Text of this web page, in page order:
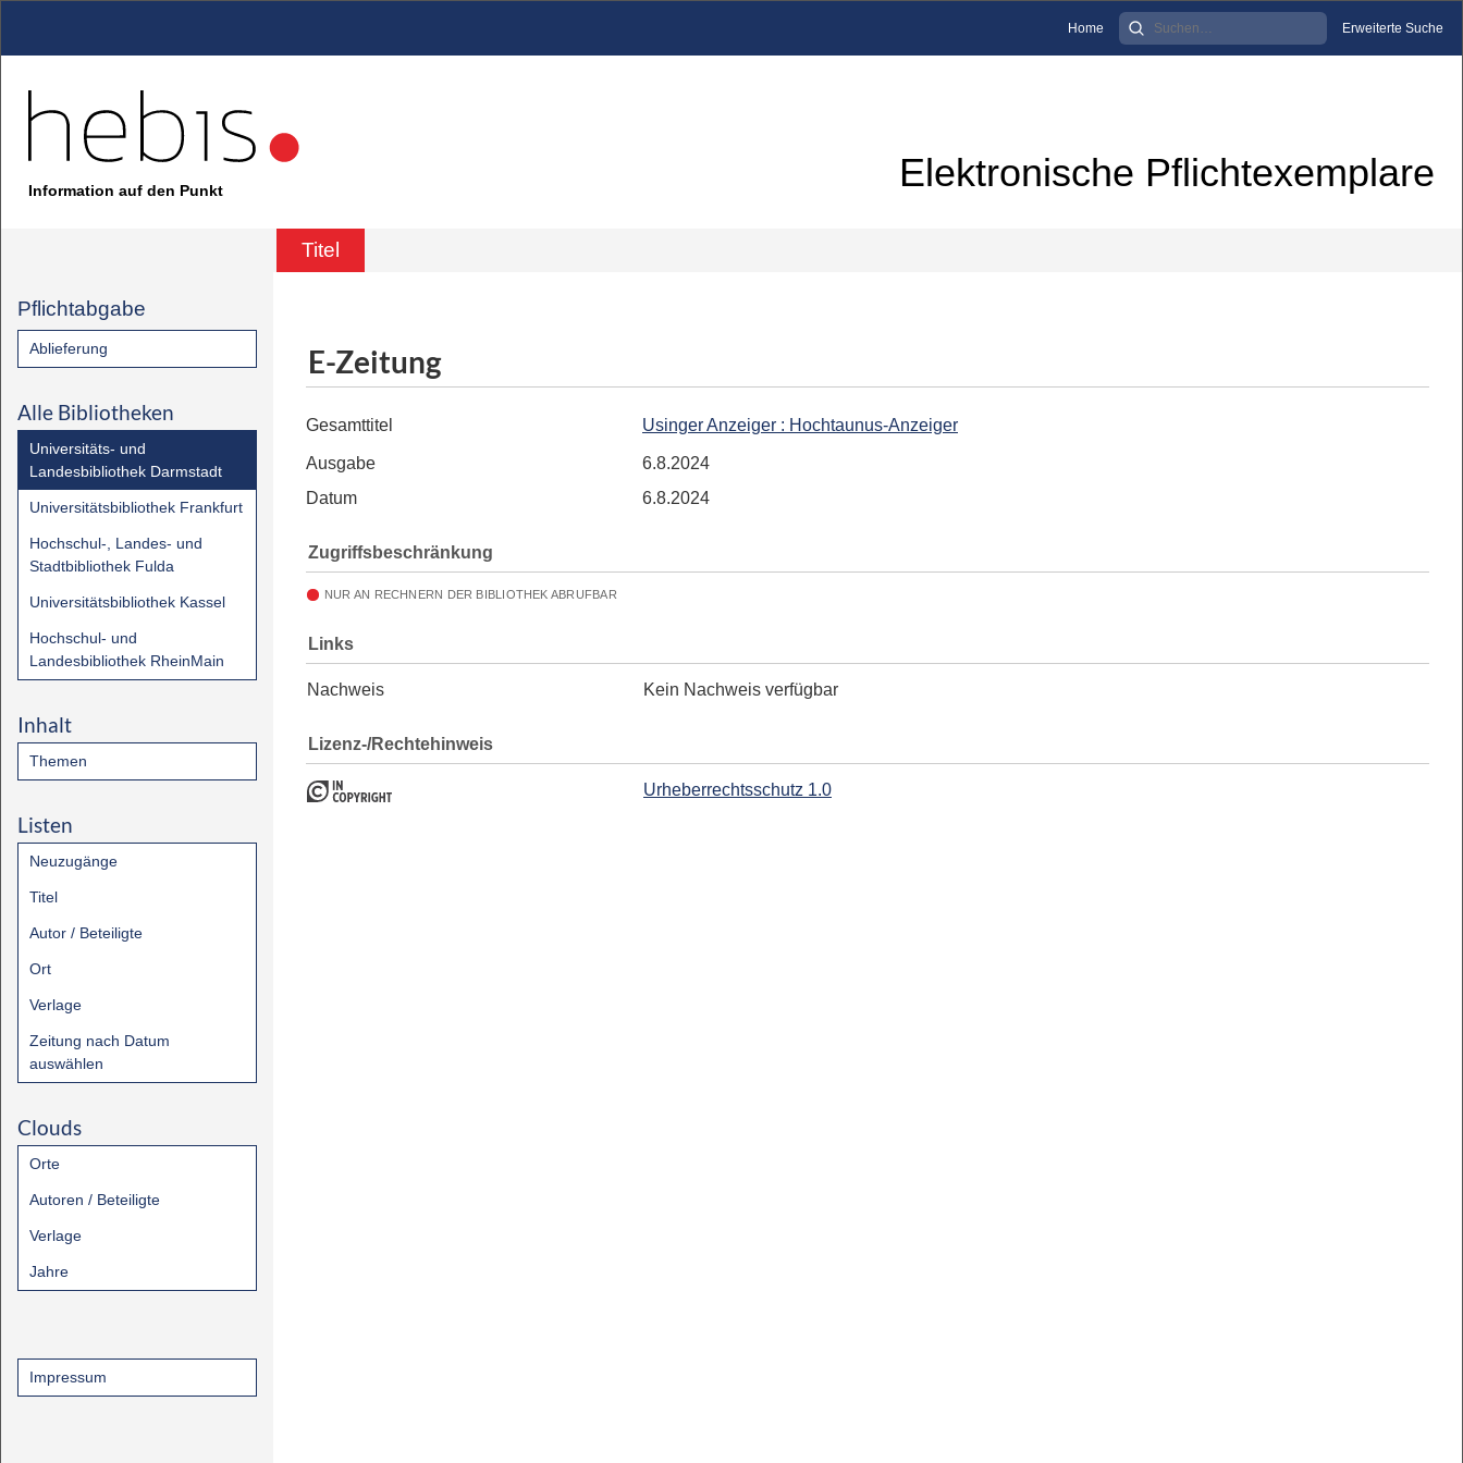
Home Erweiterte Suche
Information auf den Punkt Elektronische Pflichtexemplare
Titel
Pflichtabgabe
Ablieferung
Alle Bibliotheken
Universitäts- und
Landesbibliothek Darmstadt
Universitätsbibliothek Frankfurt
Hochschul-, Landes- und
Stadtbibliothek Fulda
Universitätsbibliothek Kassel
Hochschul- und
Landesbibliothek RheinMain
Inhalt
Themen
Listen
Neuzugänge
Titel
Autor / Beteiligte
Ort
Verlage
Zeitung nach Datum
auswählen
Clouds
Orte
Autoren / Beteiligte
Verlage
Jahre
Impressum
E-Zeitung
Gesamttitel Usinger Anzeiger : Hochtaunus-Anzeiger
Ausgabe
6.8.2024
Datum
6.8.2024
Zugriffsbeschränkung
NUR AN RECHNERN DER BIBLIOTHEK ABRUFBAR
Links
Nachweis Kein Nachweis verfügbar
Lizenz-/Rechtehinweis
Urheberrechtsschutz 1.0